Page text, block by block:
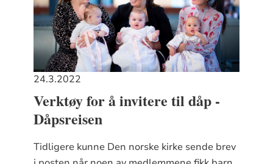
24.3.2022
Verktøy for å invitere til dåp -
Dåpsreisen
Tidligere kunne Den norske kirke sende brev